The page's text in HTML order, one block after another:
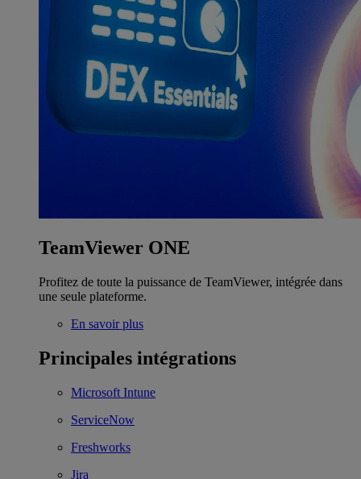
TeamViewer ONE
Profitez de toute la puissance de TeamViewer, intégrée dans
une seule plateforme.
En savoir plus
Principales intégrations
Microsoft Intune
ServiceNow
Freshworks
Jira